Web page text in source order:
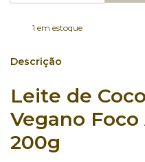
1 em estoque
Descrição
Leite de
Vegano
200g